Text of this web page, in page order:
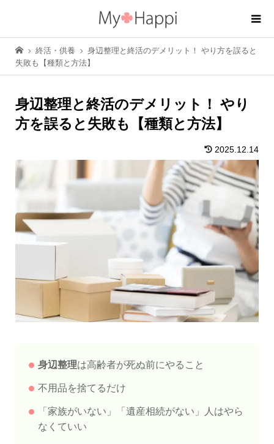
終活・供養
身辺整理と終活のデメリット！ やり方を誤ると
失敗も【種類と方法】
身辺整理と終活のデメリット！ やり
方を誤ると失敗も【種類と方法】
2025.12.14
身辺整理は高齢者が死ぬ前にやること
不用品を捨てるだけ
「家族がいない」「遺産相続がない」人はやら
なくていい